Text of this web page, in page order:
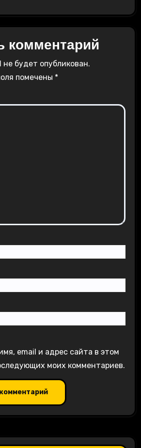
комментарий
будет опубликован.
помечены *
email и адрес сайта в этом
моих комментариев.